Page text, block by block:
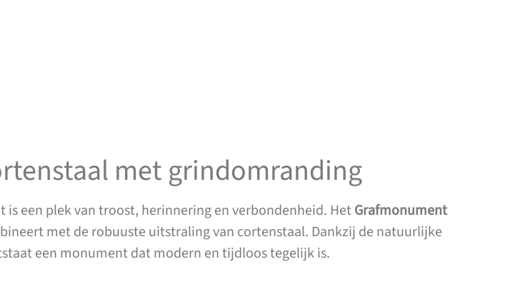
met grindomranding
een plek van troost, herinnering en verbondenheid. HetGrafmonument
met de robuuste uitstraling van cortenstaal. Dankzij de natuurlijke
een monument dat modern en tijdloos tegelijk is.